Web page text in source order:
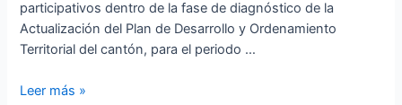
participativos dentro de la fase de diagnóstico de la
Actualización del Plan de Desarrollo y Ordenamiento
Territorial del cantón, para el periodo …
Leer más »